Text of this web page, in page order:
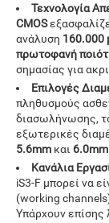
Τεχνολογία
CMOS
ανάλυση 160.000
πρωτοφανή
σημασίας για
Επιλογές
πληθυσμούς
διασωλήνωσης,
εξωτερικές
5.6mm και 6.0mm
Κανάλια
iS3-F μπορεί να
(working
Υπάρχουν επίσης